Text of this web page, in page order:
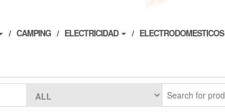
CAMPING ELECTRICIDAD ELECTRODOMESTICOS